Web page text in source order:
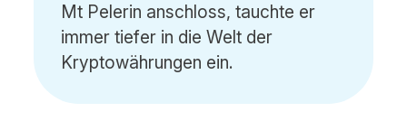
Mt Pelerin anschloss, tauchte er
immer tiefer in die Welt der
Kryptowährungen ein.